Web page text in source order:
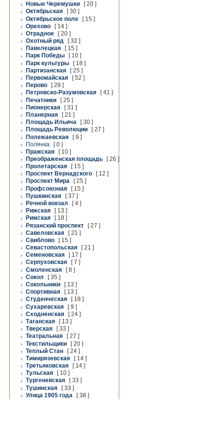
Новые Черемушки
[ 20 ]
Октябрьская
[ 30 ]
Октябрьское поле
[ 15 ]
Орехово
[ 14 ]
Отрадное
[ 20 ]
Охотный ряд
[ 32 ]
Павелецкая
[ 15 ]
Парк Победы
[ 10 ]
Парк культуры
[ 18 ]
Партизанская
[ 25 ]
Первомайская
[ 52 ]
Перово
[ 28 ]
Петровско-Разумовская
[ 41 ]
Печатники
[ 25 ]
Пионерская
[ 31 ]
Планерная
[ 21 ]
Площадь Ильича
[ 30 ]
Площадь Революции
[ 27 ]
Полежаевская
[ 9 ]
Полянка
[ 0 ]
Пражская
[ 10 ]
Преображенская площадь
[ 26 ]
Пролетарская
[ 15 ]
Проспект Вернадского
[ 12 ]
Проспект Мира
[ 25 ]
Профсоюзная
[ 15 ]
Пушкинская
[ 37 ]
Речной вокзал
[ 4 ]
Рижская
[ 13 ]
Римская
[ 18 ]
Рязанский проспект
[ 27 ]
Савеловская
[ 21 ]
Свиблово
[ 15 ]
Севастопольская
[ 21 ]
Семеновская
[ 17 ]
Серпуховская
[ 7 ]
Смоленская
[ 8 ]
Сокол
[ 35 ]
Сокольники
[ 13 ]
Спортивная
[ 13 ]
Студенческая
[ 18 ]
Сухаревская
[ 9 ]
Сходненская
[ 24 ]
Таганская
[ 13 ]
Тверская
[ 33 ]
Театральная
[ 27 ]
Текстильщики
[ 20 ]
Теплый Стан
[ 24 ]
Тимирязевская
[ 14 ]
Третьяковская
[ 14 ]
Тульская
[ 10 ]
Тургеневская
[ 33 ]
Тушинская
[ 33 ]
Улица 1905 года
[ 38 ]